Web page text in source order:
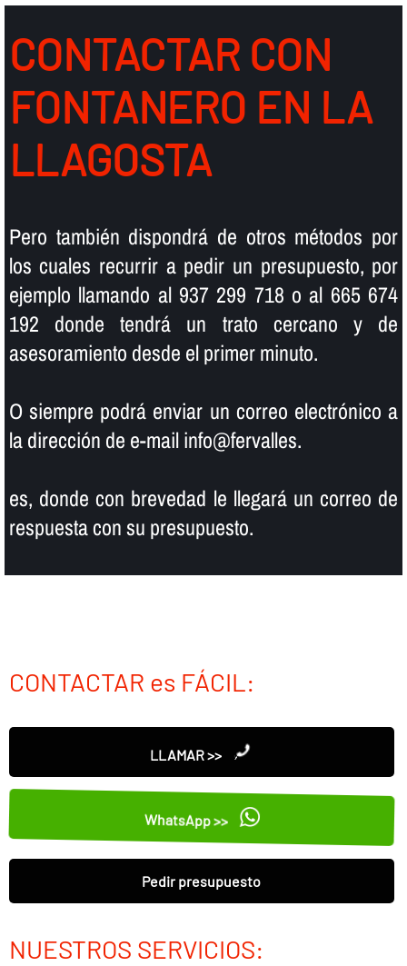
CONTACTAR CON
FONTANERO EN LA
LLAGOSTA
Pero también dispondrá de otros métodos por
los cuales recurrir a pedir un presupuesto, por
ejemplo llamando al 937 299 718 o al 665 674
192 donde tendrá un trato cercano y de
asesoramiento desde el primer minuto.
O siempre podrá enviar un correo electrónico a
la dirección de e-mail info@fervalles.
es, donde con brevedad le llegará un correo de
respuesta con su presupuesto.
CONTACTAR es FÁCIL:
LLAMAR >>
WhatsApp >>
Pedir presupuesto
NUESTROS SERVICIOS: